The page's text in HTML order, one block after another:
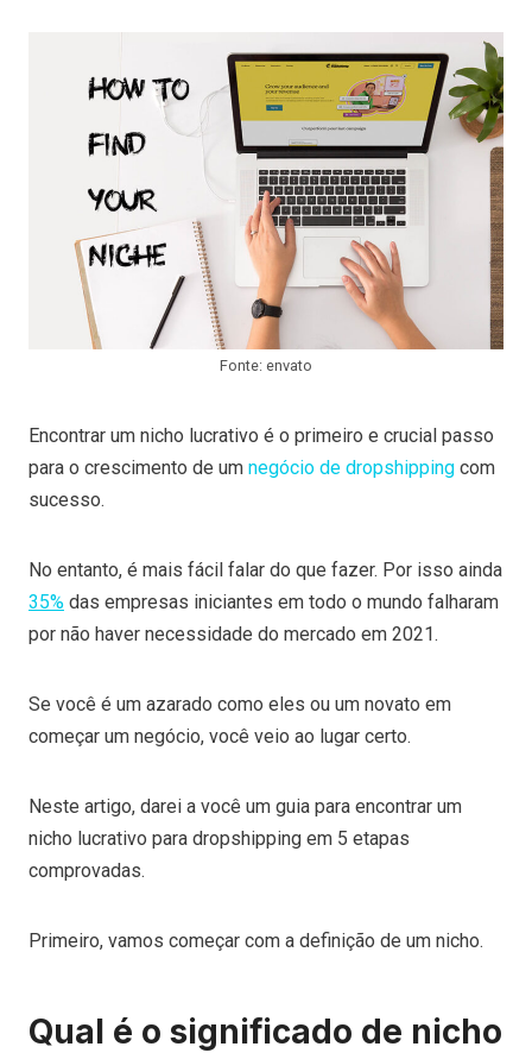
Fonte: envato
Encontrar um nicho lucrativo é o primeiro e crucial passo
para o crescimento de um negócio de dropshipping com
sucesso.
No entanto, é mais fácil falar do que fazer. Por isso ainda
35% das empresas iniciantes em todo o mundo falharam
por não haver necessidade do mercado em 2021.
Se você é um azarado como eles ou um novato em
começar um negócio, você veio ao lugar certo.
Neste artigo, darei a você um guia para encontrar um
nicho lucrativo para dropshipping em 5 etapas
comprovadas.
Primeiro, vamos começar com a definição de um nicho.
Qual é o significado de nicho